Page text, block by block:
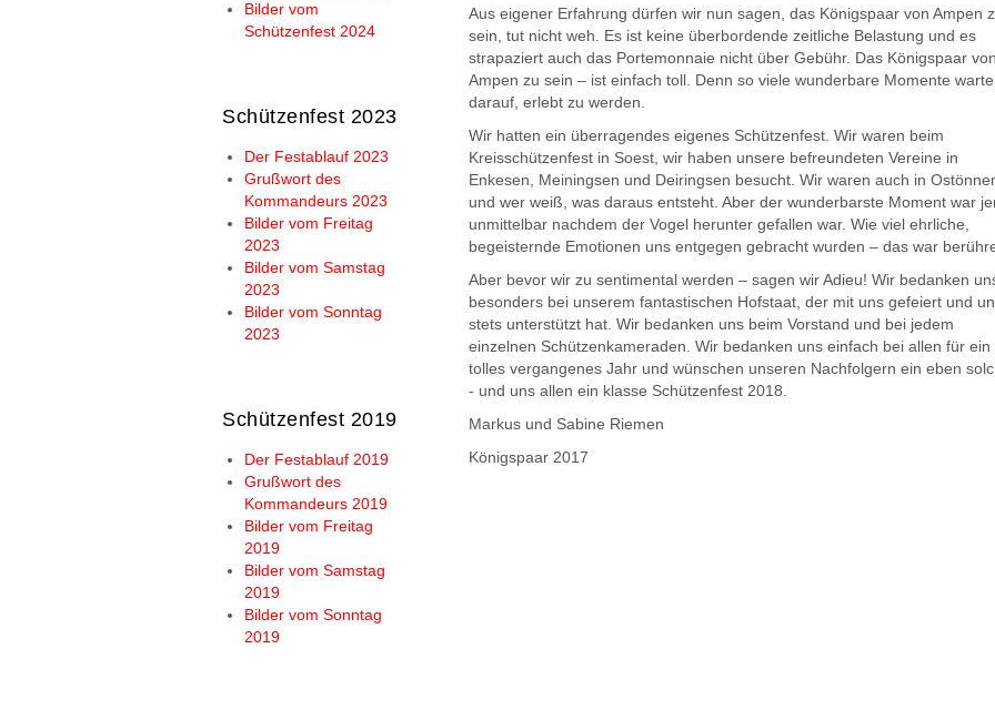
Bilder vom
Schützenfest 2024
Schützenfest 2023
Der Festablauf 2023
Grußwort des
Kommandeurs 2023
Bilder vom Freitag
2023
Bilder vom Samstag
2023
Bilder vom Sonntag
2023
Schützenfest 2019
Der Festablauf 2019
Grußwort des
Kommandeurs 2019
Bilder vom Freitag
2019
Bilder vom Samstag
2019
Bilder vom Sonntag
2019
Aus eigener Erfahrung dürfen wir nun sagen, das Königspaar von Ampen
sein, tut nicht weh. Es ist keine überbordende zeitliche Belastung und es
strapaziert auch das Portemonnaie nicht über Gebühr. Das Königspaar von
Ampen zu sein – ist einfach toll. Denn so viele wunderbare Momente
darauf, erlebt zu werden.
Wir hatten ein überragendes eigenes Schützenfest. Wir waren beim
Kreisschützenfest in Soest, wir haben unsere befreundeten Vereine in
Enkesen, Meiningsen und Deiringsen besucht. Wir waren auch in
und wer weiß, was daraus entsteht. Aber der wunderbarste Moment war
unmittelbar nachdem der Vogel herunter gefallen war. Wie viel ehrliche,
begeisternde Emotionen uns entgegen gebracht wurden – das war
Aber bevor wir zu sentimental werden – sagen wir Adieu! Wir bedanken
besonders bei unserem fantastischen Hofstaat, der mit uns gefeiert und
stets unterstützt hat. Wir bedanken uns beim Vorstand und bei jedem
einzelnen Schützenkameraden. Wir bedanken uns einfach bei allen für ein
tolles vergangenes Jahr und wünschen unseren Nachfolgern ein eben
- und uns allen ein klasse Schützenfest 2018.
Markus und Sabine Riemen
Königspaar 2017